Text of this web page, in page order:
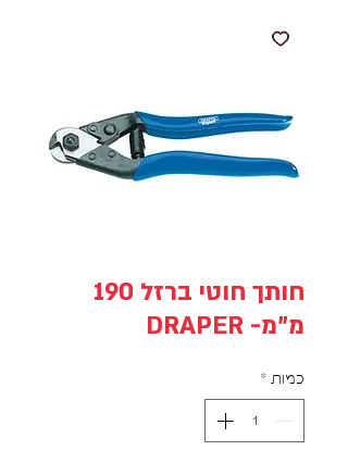
חותך חוטי ברזל 190
מ"מ- DRAPER
כמות *